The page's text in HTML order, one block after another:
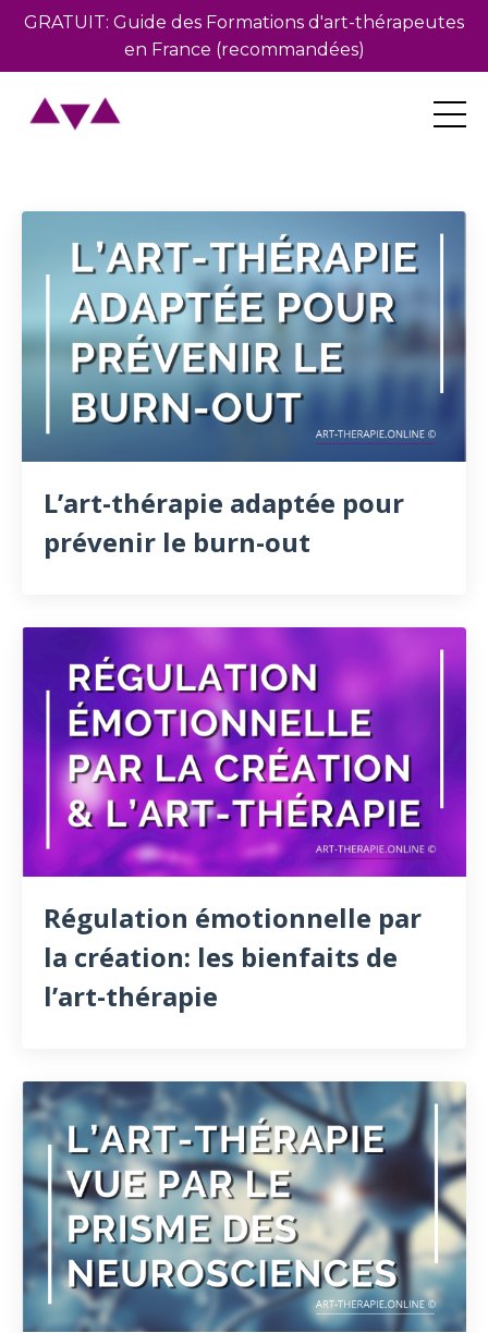
GRATUIT: Guide des Formations d'art-thérapeutes
en France (recommandées)
L’art-thérapie adaptée pour
prévenir le burn-out
Régulation émotionnelle par
la création: les bienfaits de
l’art-thérapie